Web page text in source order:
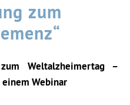
zum
Weltalzheimertag –
Webinar